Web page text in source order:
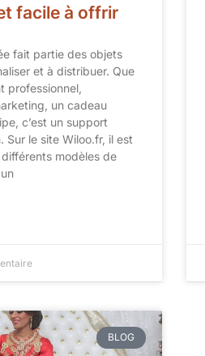
facile à offrir
fait partie des objets
et à distribuer. Que
professionnel,
un cadeau
c’est un support
le site Wiloo.fr, il est
modèles de
BLOG